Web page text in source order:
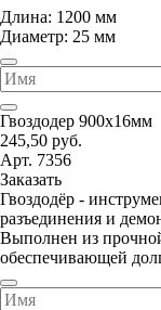
Длина: 1200 мм
Диаметр: 25 мм
Гвоздодер 900х16мм
245,50 руб.
Арт. 7356
Заказать
Гвоздодёр -
разъединения и
Выполнен из
обеспечивающей